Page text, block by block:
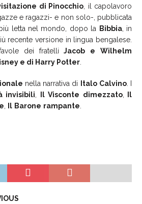
di Pinocchio , il capolavoro
e ragazzi- e non solo-, pubblicata
più letta nel mondo, dopo la Bibbia, in
recente versione in lingua bengalese.
dei fratelliJacob e
Wilhelm
e di Harry Potter
nella narrativa di Italo Calvino. I
invisibili Il Visconte dimezzato,
Il
Il Barone rampante